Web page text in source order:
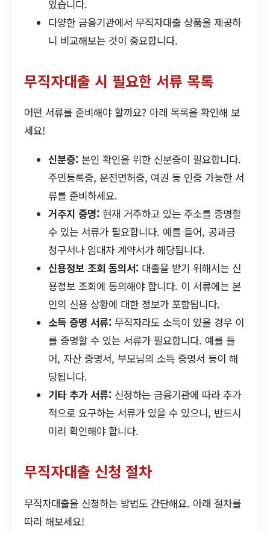
있습니다.
다양한 금융기관에서 무직자대출 상품을 제공하
니 비교해보는 것이 중요합니다.
무직자대출 시 필요한 서류 목록
어떤 서류를 준비해야 할까요? 아래 목록을 확인해 보
세요!
신분증: 본인 확인을 위한 신분증이 필요합니다.
주민등록증, 운전면허증, 여권 등 인증 가능한 서
류를 준비하세요.
거주지 증명: 현재 거주하고 있는 주소를 증명할
수 있는 서류가 필요합니다. 예를 들어, 공과금
청구서나 임대차 계약서가 해당됩니다.
신용정보 조회 동의서: 대출을 받기 위해서는 신
용정보 조회에 동의해야 합니다. 이 서류에는 본
인의 신용 상황에 대한 정보가 포함됩니다.
소득 증명 서류: 무직자라도 소득이 있을 경우 이
를 증명할 수 있는 서류가 필요합니다. 예를 들
어, 자산 증명서, 부모님의 소득 증명서 등이 해
당됩니다.
기타 추가 서류: 신청하는 금융기관에 따라 추가
적으로 요구하는 서류가 있을 수 있으니, 반드시
미리 확인해야 합니다.
무직자대출 신청 절차
무직자대출을 신청하는 방법도 간단해요. 아래 절차를
따라 해보세요!